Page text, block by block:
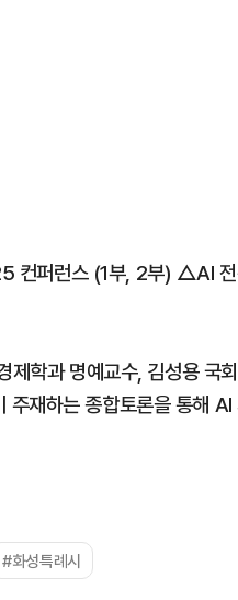
퍼런스 (1부, 2부) △AI
학과 명예교수, 김성용 국
재하는 종합토론을 통해
#화성특례시